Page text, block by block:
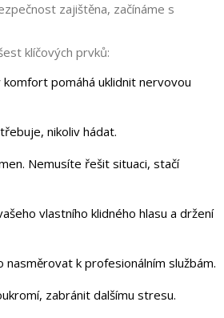
zajištěna, začínáme s
klíčových prvků:
pomáhá uklidnit nervovou
nikoliv hádat.
Nemusíte řešit situaci, stačí
vlastního klidného hlasu a držení
k profesionálním službám.
zabránit dalšímu stresu.